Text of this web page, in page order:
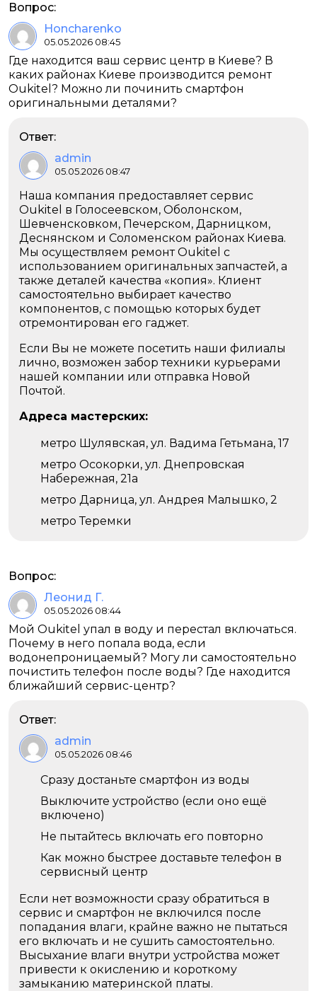
Вопрос:
Honcharenko
05.05.2026 08:45
Где находится ваш сервис центр в Киеве? В
каких районах Киеве производится ремонт
Oukitel? Можно ли починить смартфон
оригинальными деталями?
Ответ:
admin
05.05.2026 08:47
Наша компания предоставляет сервис
Oukitel в Голосеевском, Оболонском,
Шевченсковком, Печерском, Дарницком,
Деснянском и Соломенском районах Киева.
Мы осуществляем ремонт Oukitel с
использованием оригинальных запчастей, а
также деталей качества «копия». Клиент
самостоятельно выбирает качество
компонентов, с помощью которых будет
отремонтирован его гаджет.
Если Вы не можете посетить наши филиалы
лично, возможен забор техники курьерами
нашей компании или отправка Новой
Почтой.
Адреса мастерских:
метро Шулявская, ул. Вадима Гетьмана, 17
метро Осокорки, ул. Днепровская
Набережная, 21а
метро Дарница, ул. Андрея Малышко, 2
метро Теремки
Вопрос:
Леонид Г.
05.05.2026 08:44
Мой Oukitel упал в воду и перестал включаться.
Почему в него попала вода, если
водонепроницаемый? Могу ли самостоятельно
почистить телефон после воды? Где находится
ближайший сервис-центр?
Ответ:
admin
05.05.2026 08:46
Сразу достаньте смартфон из воды
Выключите устройство (если оно ещё
включено)
Не пытайтесь включать его повторно
Как можно быстрее доставьте телефон в
сервисный центр
Если нет возможности сразу обратиться в
сервис и смартфон не включился после
попадания влаги, крайне важно не пытаться
его включать и не сушить самостоятельно.
Высыхание влаги внутри устройства может
привести к окислению и короткому
замыканию материнской платы.